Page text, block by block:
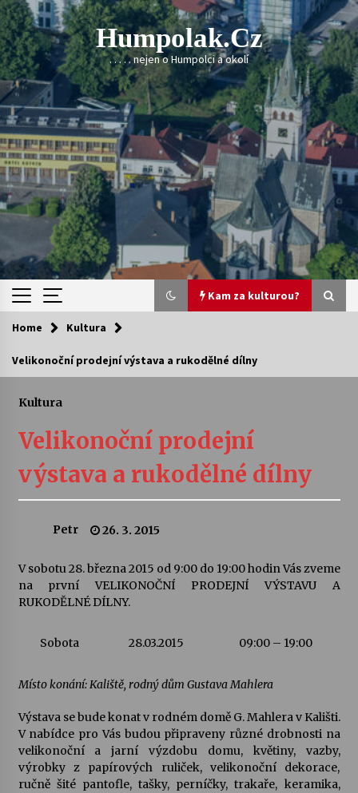
Skip
to
content
Humpolak.cz
. . . . . nejen o Humpolci a okolí
Kam za kulturou?
Kam za kulturou?
Vernisáž výstavy Josefíny Duškové: Stávám se
kapkou
Veselí muzikanti
Pozvánka na integrační festival Quijotova
Letní koncerty ve Stromovce: Kolchoz a
Jenakaši
Votavžatský ploty
23. 7. 2026
Home Kultura
Velikonoční prodejní výstava a rukodělné dílny
Kultura
Velikonoční prodejní
výstava a rukodělné dílny
Petr 26. 3. 2015
V sobotu 28. března 2015 od 9:00 do 19:00 hodin Vás zveme
na první VELIKONOČNÍ PRODEJNÍ VÝSTAVU A
RUKODĚLNÉ DÍLNY.
Sobota 28.03.2015 09:00 – 19:00
Místo konání: Kaliště, rodný dům Gustava Mahlera
Výstava se bude konat v rodném domě G. Mahlera v Kališti.
V nabídce pro Vás budou připraveny různé drobnosti na
velikonoční a jarní výzdobu domu, květiny, vazby,
výrobky z papírových ruliček, velikonoční dekorace,
ručně šité pantofle, tašky, perníčky, trakaře, keramika,